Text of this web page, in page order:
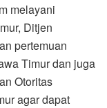
melayani
Ditjen
pertemuan
Timur dan juga
Otoritas
agar dapat